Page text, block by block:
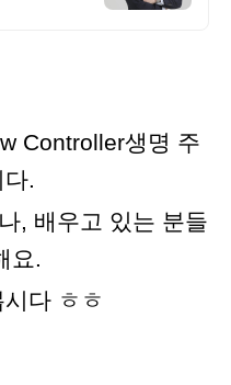
Controller생명 주
.
, 배우고 있는 분들
요.
다 ㅎㅎ